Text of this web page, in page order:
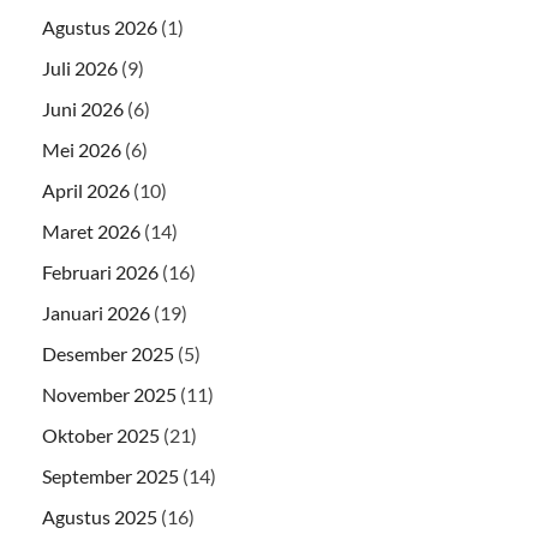
Agustus 2026 (1)
Juli 2026 (9)
Juni 2026 (6)
Mei 2026 (6)
April 2026 (10)
Maret 2026 (14)
Februari 2026 (16)
Januari 2026 (19)
Desember 2025 (5)
November 2025 (11)
Oktober 2025 (21)
September 2025 (14)
Agustus 2025 (16)